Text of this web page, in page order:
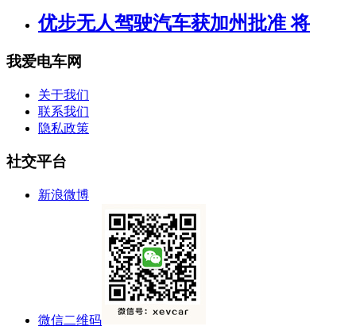
优步无人驾驶汽车获加州批准 将
我爱电车网
关于我们
联系我们
隐私政策
社交平台
新浪微博
微信二维码